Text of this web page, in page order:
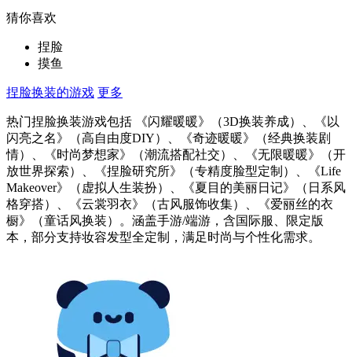
猜你喜欢
捏脸
摸鱼
捏脸换装的游戏 更多
热门捏脸换装游戏包括 《闪耀暖暖》（3D换装养成）、《以
闪亮之名》（高自由度DIY）、《奇迹暖暖》（经典换装剧
情）、《时尚梦想家》（潮流搭配社交）、《无限暖暖》（开
放世界探索）、《捏脸研究所》（专精度脸型定制）、《Life
Makeover》（虚拟人生装扮）、《夏目的美丽日记》（日系风
格穿搭）、《云裳羽衣》（古风服饰收集）、《爱丽丝的衣
橱》（童话风换装）。涵盖手游/端游，含国际服、限定版
本，部分支持妆容发型全定制，满足时尚与个性化需求。